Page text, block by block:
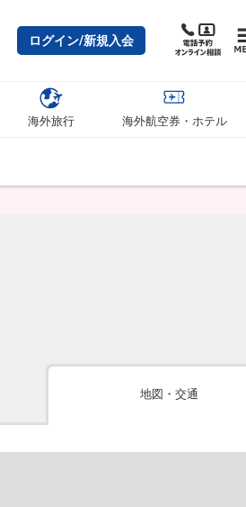
ログイン/新規入会
海外旅行 海外航空券・ホテル
地図・交通